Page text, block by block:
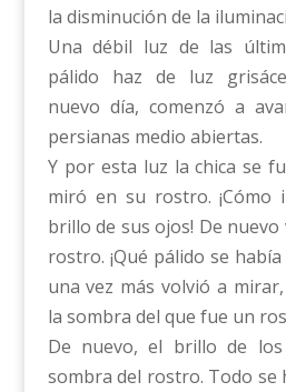
la disminución de la
Una débil luz de las
pálido haz de luz
nuevo día, comenzó a
persianas medio abiertas.
Y por esta luz la chica se
miró en su rostro. ¡Cómo
brillo de sus ojos! De
rostro. ¡Qué pálido se
una vez más volvió a
la sombra del que fue un
De nuevo, el brillo de
sombra del rostro. Todo se